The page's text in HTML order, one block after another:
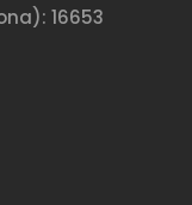
16653